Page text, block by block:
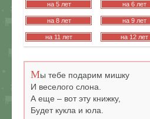
на 5 лет на 6 лет
на 8 лет на 9 лет
на 11 лет на 12 лет
Мы тебе подарим мишку
И веселого слона.
А еще – вот эту книжку,
Будет кукла и юла.